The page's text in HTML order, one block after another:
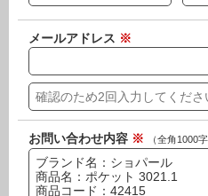
メールアドレス ※
お問い合わせ内容 ※ （全角1000